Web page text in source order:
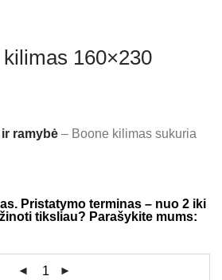
160×230
ramybė – Boone kilimas sukuria
Pristatymo terminas – nuo 2 iki
tiksliau? Parašykite mums: